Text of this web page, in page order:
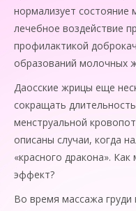
нормализует состояние
лечебное воздействие
профилактикой
образований молочных
Даосские жрицы еще
сокращать
менструальной
описаны случаи, когда
«красного дракона».
эффект?
Во время массажа груди